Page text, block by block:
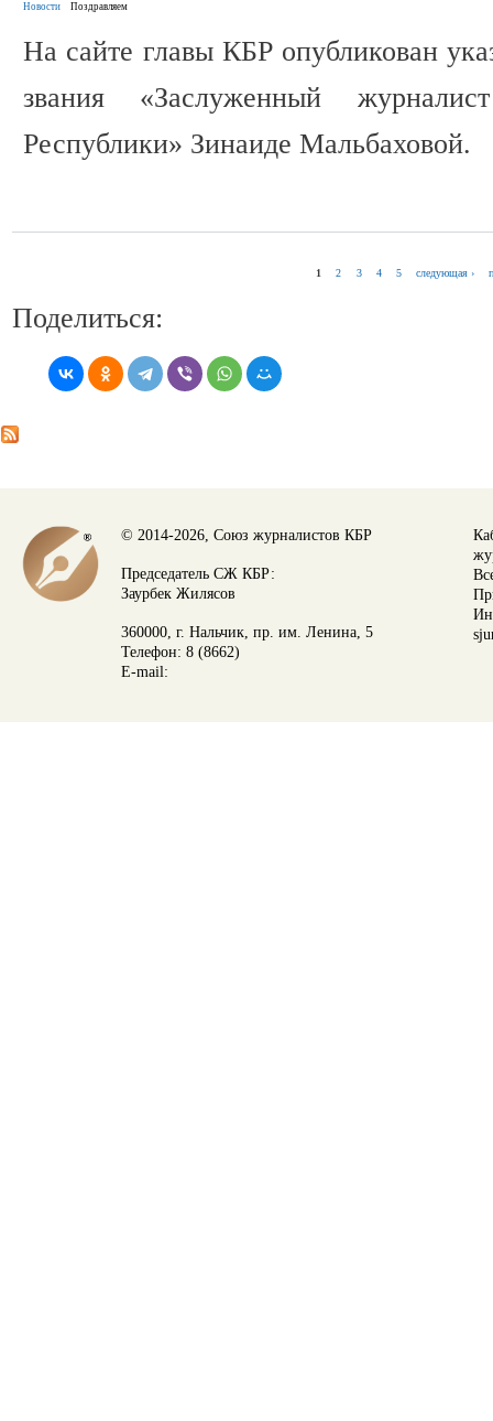
Новости Поздравляем
На сайте главы КБР опубликован
звания «Заслуженный
Республики» Зинаиде Мальбаховой.
1 2 3 4 5 следующая ›
Поделиться:
© 2014-2026, Союз журналистов КБР
Председатель СЖ КБР:
Заурбек Жилясов
360000, г. Нальчик, пр. им. Ленина, 5
Телефон: 8 (8662)
E-mail: